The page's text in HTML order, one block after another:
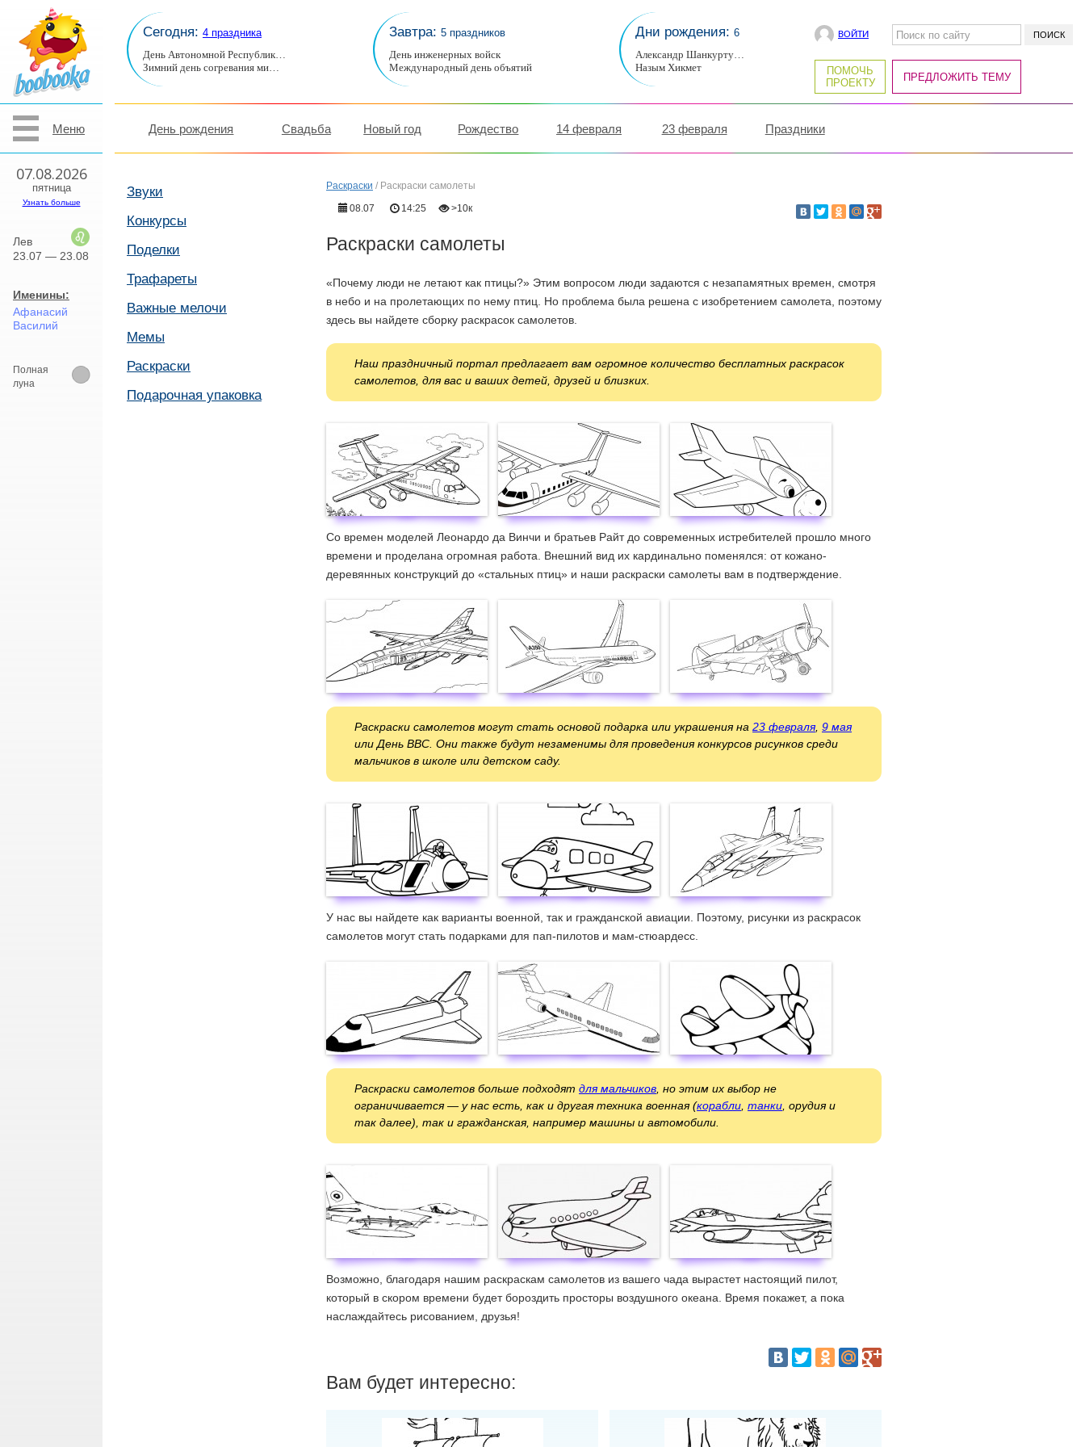
Меню
07.08.2026
пятница
Узнать больше
Лев
23.07 — 23.08
Именины:
Афанасий
Василий
Полная
луна
Сегодня: 4 праздника
День Автономной Республик…
Зимний день согревания ми…
Завтра: 5 праздников
День инженерных войск
Международный день объятий
Дни рождения: 6
Александр Шанкурту…
Назым Хикмет
ВОЙТИ
ПОМОЧЬ
ПРОЕКТУ
ПРЕДЛОЖИТЬ ТЕМУ
День рождения Свадьба Новый год Рождество 14 февраля 23 февраля Праздники
Звуки
Конкурсы
Поделки
Трафареты
Важные мелочи
Мемы
Раскраски
Подарочная упаковка
Раскраски / Раскраски самолеты
08.07
14:25 >10к
Раскраски самолеты
«Почему люди не летают как птицы?» Этим вопросом люди задаются с незапамятных времен, смотря
в небо и на пролетающих по нему птиц. Но проблема была решена с изобретением самолета, поэтому
здесь вы найдете сборку раскрасок самолетов.
Наш праздничный портал предлагает вам огромное количество бесплатных раскрасок
самолетов, для вас и ваших детей, друзей и близких.
Со времен моделей Леонардо да Винчи и братьев Райт до современных истребителей прошло много
времени и проделана огромная работа. Внешний вид их кардинально поменялся: от кожано-
деревянных конструкций до «стальных птиц» и наши раскраски самолеты вам в подтверждение.
Раскраски самолетов могут стать основой подарка или украшения на 23 февраля, 9 мая
или День ВВС. Они также будут незаменимы для проведения конкурсов рисунков среди
мальчиков в школе или детском саду.
У нас вы найдете как варианты военной, так и гражданской авиации. Поэтому, рисунки из раскрасок
самолетов могут стать подарками для пап-пилотов и мам-стюардесс.
Раскраски самолетов больше подходят для мальчиков , но этим их выбор не
ограничивается — у нас есть, как и другая техника военная (корабли танки , орудия и
так далее), так и гражданская, например машины и автомобили.
Возможно, благодаря нашим раскраскам самолетов из вашего чада вырастет настоящий пилот,
который в скором времени будет бороздить просторы воздушного океана. Время покажет, а пока
наслаждайтесь рисованием, друзья!
Вам будет интересно: